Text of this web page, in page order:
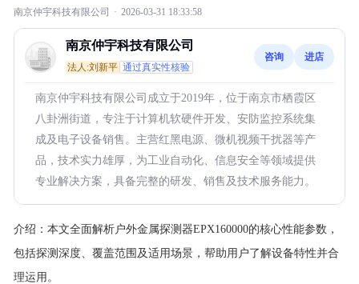
南京仲宇科技有限公司 · 2026-03-31 18:33:58
南京仲宇科技有限公司
法人:刘新平 通过真实性核验
咨询 进店
南京仲宇科技有限公司成立于2019年，位于南京市栖霞区
八卦洲街道，专注于计算机软硬件开发、安防监控系统集
成及电子设备销售。主营红黑电源、微机视频干扰器等产
品，技术实力雄厚，为工业自动化、信息安全等领域提供
专业解决方案，具备完整的研发、销售及技术服务能力。
介绍： 本文全面解析户外金属探测器EPX160000的核心性能参数，
包括探测深度、覆盖范围及适用场景，帮助用户了解设备特性并合
理运用。